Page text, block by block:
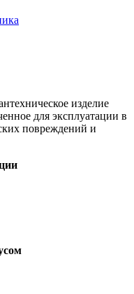
изделие
для эксплуатации в
повреждений и